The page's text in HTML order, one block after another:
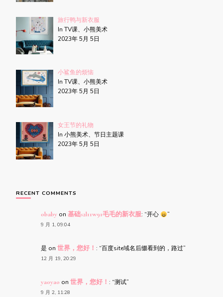
旅行鸭与新衣服
In TV课、小熊美术
2023年 5月 5日
小鲨鱼的烦恼
In TV课、小熊美术
2023年 5月 5日
女王节的礼物
In 小熊美术、节日主题课
2023年 5月 5日
RECENT COMMENTS
obaby on 基础s2l11w91毛毛的新衣服: “开心 ”
9 月 1, 09:04
是 on 世界，您好！ : “百度site域名后缀看到的，路过”
12 月 19, 20:29
yaoyao on 世界，您好！ : “测试”
9 月 2, 11:28